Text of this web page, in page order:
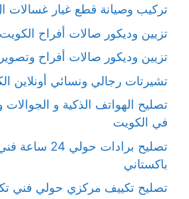
تركيب وصيانة قطع غيار غسالات
تزيين وديكور صالات أفراح الكويت
تزيين وديكور صالات أفراح
تشيرتات رجالي ونسائي أونلاين
تصليح الهواتف الذكية و الجوالات
في الكويت
تصليح برادات
باكستاني
تصليح تكييف مركزي حولي فني